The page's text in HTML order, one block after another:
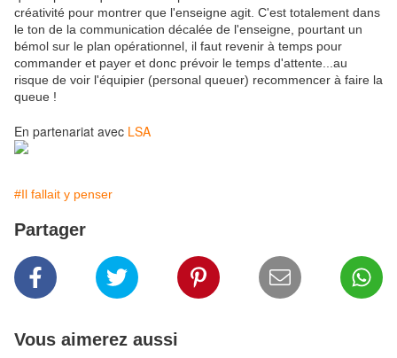
créativité pour montrer que l'enseigne agit. C'est totalement dans
le ton de la communication décalée de l'enseigne, pourtant un
bémol sur le plan opérationnel, il faut revenir à temps pour
commander et payer et donc prévoir le temps d'attente...au
risque de voir l'équipier (personal queuer) recommencer à faire la
queue !
En partenariat avec LSA
#Il fallait y penser
Partager
Vous aimerez aussi